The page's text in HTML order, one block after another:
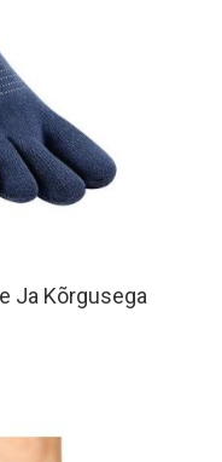
Ja Kõrgusega